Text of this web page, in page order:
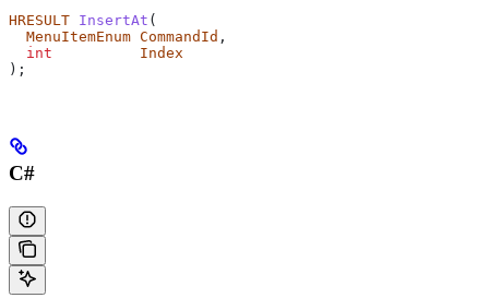
HRESULT InsertAt (
  MenuItemEnum
CommandId ,
  int
          Index
);
C#